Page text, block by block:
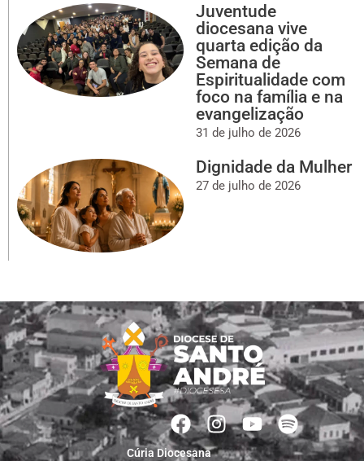
Juventude
diocesana vive
quarta edição da
Semana de
Espiritualidade com
foco na família e na
evangelização
31 de julho de 2026
Dignidade da Mulher
27 de julho de 2026
Cúria Diocesana